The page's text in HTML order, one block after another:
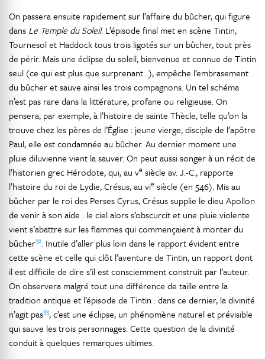
On passera ensuite rapidement sur l’affaire du bûcher, qui figure
dans Le Temple du Soleil. L’épisode final met en scène Tintin,
Tournesol et Haddock tous trois ligotés sur un bûcher, tout près
de périr. Mais une éclipse du soleil, bienvenue et connue de Tintin
seul (ce qui est plus que surprenant…), empêche l’embrasement
du bûcher et sauve ainsi les trois compagnons. Un tel schéma
n’est pas rare dans la littérature, profane ou religieuse. On
pensera, par exemple, à l’histoire de sainte Thècle, telle qu’on la
trouve chez les pères de l’Église : jeune vierge, disciple de l’apôtre
Paul, elle est condamnée au bûcher. Au dernier moment une
pluie diluvienne vient la sauver. On peut aussi songer à un récit de
l’historien grec Hérodote, qui, au ve siècle av. J.-C., rapporte
l’histoire du roi de Lydie, Crésus, au vie siècle (en 546). Mis au
bûcher par le roi des Perses Cyrus, Crésus supplie le dieu Apollon
de venir à son aide : le ciel alors s’obscurcit et une pluie violente
vient s’abattre sur les flammes qui commençaient à monter du
bûcher32. Inutile d’aller plus loin dans le rapport évident entre
cette scène et celle qui clôt l’aventure de Tintin, un rapport dont
il est difficile de dire s’il est consciemment construit par l’auteur.
On observera malgré tout une différence de taille entre la
tradition antique et l’épisode de Tintin : dans ce dernier, la divinité
n’agit pas33, c’est une éclipse, un phénomène naturel et prévisible
qui sauve les trois personnages. Cette question de la divinité
conduit à quelques remarques ultimes.